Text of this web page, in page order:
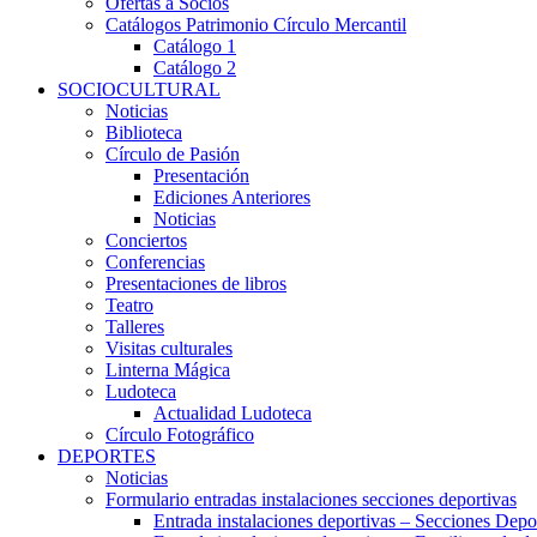
Catálogos Patrimonio Círculo Mercantil
Catálogo 1
Catálogo 2
SOCIOCULTURAL
Noticias
Biblioteca
Círculo de Pasión
Presentación
Ediciones Anteriores
Noticias
Conciertos
Conferencias
Presentaciones de libros
Teatro
Talleres
Visitas culturales
Linterna Mágica
Ludoteca
Actualidad Ludoteca
Círculo Fotográfico
DEPORTES
Noticias
Formulario entradas instalaciones secciones deportivas
Entrada instalaciones deportivas – Secciones